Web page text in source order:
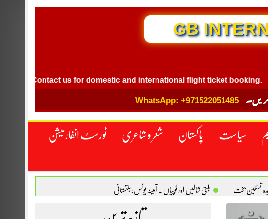
GB
Contact us for domestic and international flight ticket booking.
WhatsApp: +971522051485
سیاست پاکستان شعر و شاعری ٹورسٹ انفارمیشن
تسکین بخت بلتی شالیں اور ٹوپیاں . آمینہ یونس ،بلتستانی
برقع پوشی اور مرد کی نگاہ . محمد اسامہ مہر(ملتان )